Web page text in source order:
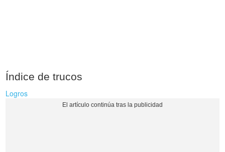
Índice de trucos
Logros